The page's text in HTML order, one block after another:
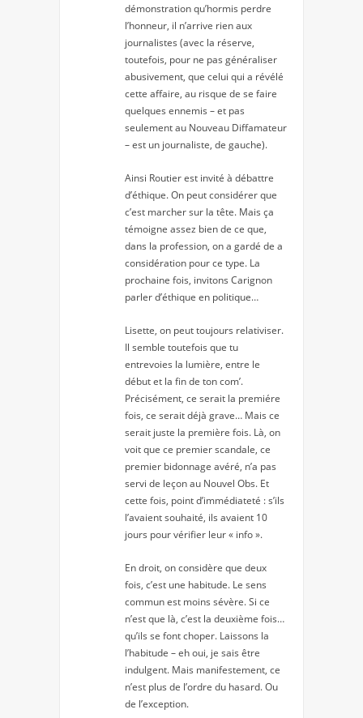
démonstration qu’hormis perdre
l’honneur, il n’arrive rien aux
journalistes (avec la réserve,
toutefois, pour ne pas généraliser
abusivement, que celui qui a révélé
cette affaire, au risque de se faire
quelques ennemis – et pas
seulement au Nouveau Diffamateur
– est un journaliste, de gauche).
Ainsi Routier est invité à débattre
d’éthique. On peut considérer que
c’est marcher sur la tête. Mais ça
témoigne assez bien de ce que,
dans la profession, on a gardé de a
considération pour ce type. La
prochaine fois, invitons Carignon
parler d’éthique en politique…
Lisette, on peut toujours relativiser.
Il semble toutefois que tu
entrevoies la lumière, entre le
début et la fin de ton com’.
Précisément, ce serait la premiére
fois, ce serait déjà grave… Mais ce
serait juste la première fois. Là, on
voit que ce premier scandale, ce
premier bidonnage avéré, n’a pas
servi de leçon au Nouvel Obs. Et
cette fois, point d’immédiateté : s’ils
l’avaient souhaité, ils avaient 10
jours pour vérifier leur « info ».
En droit, on considère que deux
fois, c’est une habitude. Le sens
commun est moins sévère. Si ce
n’est que là, c’est la deuxième fois…
qu’ils se font choper. Laissons la
l’habitude – eh oui, je sais être
indulgent. Mais manifestement, ce
n’est plus de l’ordre du hasard. Ou
de l’exception.